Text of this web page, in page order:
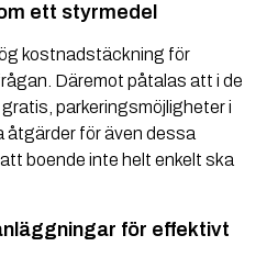
ett styrmedel
kostnadstäckning för
Däremot påtalas att i de
parkeringsmöjligheter i
åtgärder för även dessa
boende inte helt enkelt ska
för effektivt